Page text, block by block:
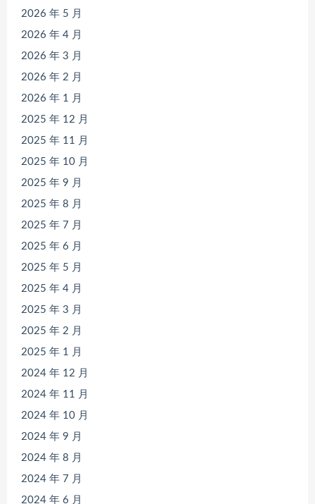
2026 年 5 月
2026 年 4 月
2026 年 3 月
2026 年 2 月
2026 年 1 月
2025 年 12 月
2025 年 11 月
2025 年 10 月
2025 年 9 月
2025 年 8 月
2025 年 7 月
2025 年 6 月
2025 年 5 月
2025 年 4 月
2025 年 3 月
2025 年 2 月
2025 年 1 月
2024 年 12 月
2024 年 11 月
2024 年 10 月
2024 年 9 月
2024 年 8 月
2024 年 7 月
2024 年 6 月